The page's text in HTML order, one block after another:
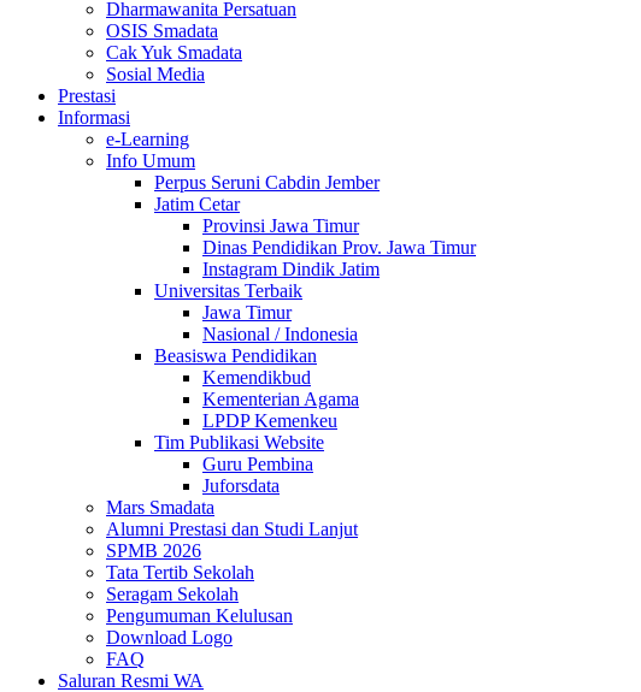
Dharmawanita Persatuan
OSIS Smadata
Cak Yuk Smadata
Sosial Media
Prestasi
Informasi
e-Learning
Info Umum
Perpus Seruni Cabdin Jember
Jatim Cetar
Provinsi Jawa Timur
Dinas Pendidikan Prov. Jawa Timur
Instagram Dindik Jatim
Universitas Terbaik
Jawa Timur
Nasional / Indonesia
Beasiswa Pendidikan
Kemendikbud
Kementerian Agama
LPDP Kemenkeu
Tim Publikasi Website
Guru Pembina
Juforsdata
Mars Smadata
Alumni Prestasi dan Studi Lanjut
SPMB 2026
Tata Tertib Sekolah
Seragam Sekolah
Pengumuman Kelulusan
Download Logo
FAQ
Saluran Resmi WA